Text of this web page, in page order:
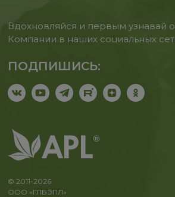
Вдохновляйся и первым узнавай
Компании в наших социальных
ПОДПИШИСЬ:
© 2011-2026
ООО «ГЛБЭПЛ»